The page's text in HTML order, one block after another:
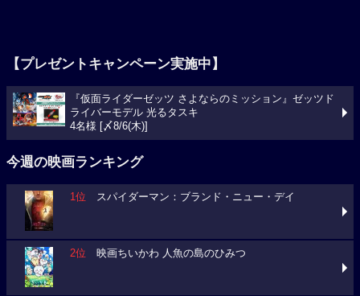
【プレゼントキャンペーン実施中】
『仮面ライダーゼッツ さよならのミッション』ゼッツド
ライバーモデル 光るタスキ
4名様 [〆8/6(木)]
今週の映画ランキング
1位 スパイダーマン：ブランド・ニュー・デイ
2位 映画ちいかわ 人魚の島のひみつ